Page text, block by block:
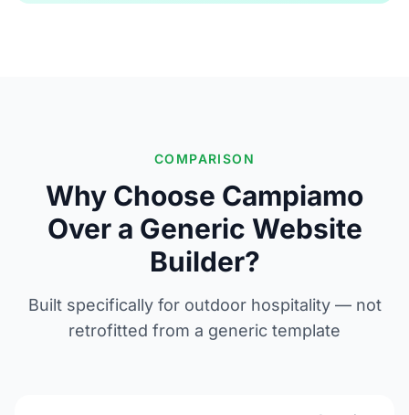
COMPARISON
Why Choose Campiamo
Over a Generic Website
Builder?
Built specifically for outdoor hospitality — not
retrofitted from a generic template